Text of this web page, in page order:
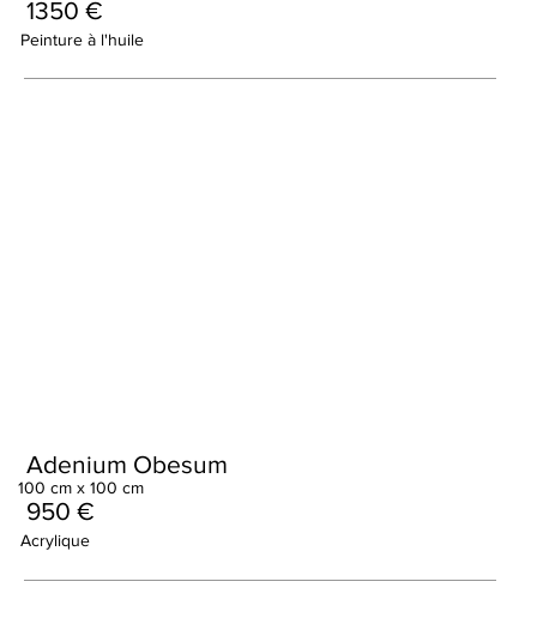
Peinture à l'huile
1350 €
Adenium Obesum
Acrylique
950 €
100 cm x 100 cm